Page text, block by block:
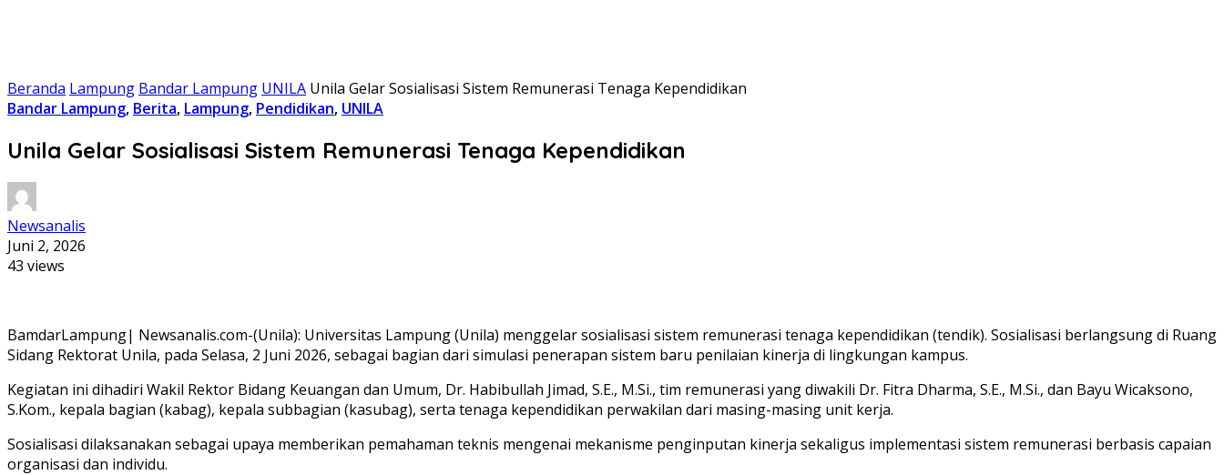
Beranda Lampung Bandar Lampung UNILA Unila Gelar Sosialisasi Sistem Remunerasi Tenaga Kependidikan
Bandar Lampung, Berita, Lampung, Pendidikan, UNILA
Unila Gelar Sosialisasi Sistem Remunerasi Tenaga Kependidikan
Newsanalis
Juni 2, 2026
43 views
BamdarLampung| Newsanalis.com-(Unila): Universitas Lampung (Unila) menggelar sosialisasi sistem remunerasi tenaga kependidikan (tendik). Sosialisasi berlangsung di Ruang
Sidang Rektorat Unila, pada Selasa, 2 Juni 2026, sebagai bagian dari simulasi penerapan sistem baru penilaian kinerja di lingkungan kampus.
Kegiatan ini dihadiri Wakil Rektor Bidang Keuangan dan Umum, Dr. Habibullah Jimad, S.E., M.Si., tim remunerasi yang diwakili Dr. Fitra Dharma, S.E., M.Si., dan Bayu Wicaksono,
S.Kom., kepala bagian (kabag), kepala subbagian (kasubag), serta tenaga kependidikan perwakilan dari masing-masing unit kerja.
Sosialisasi dilaksanakan sebagai upaya memberikan pemahaman teknis mengenai mekanisme penginputan kinerja sekaligus implementasi sistem remunerasi berbasis capaian
organisasi dan individu.